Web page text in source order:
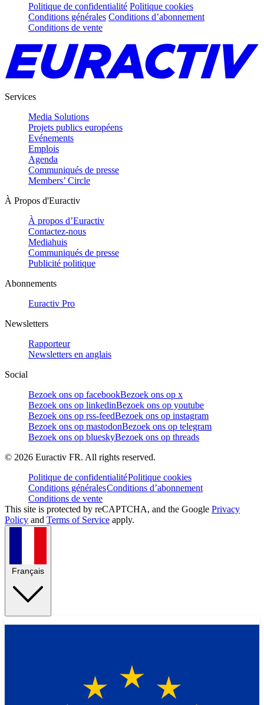
Politique de confidentialité Politique cookies
Conditions générales Conditions d’abonnement
Conditions de vente
Services
Media Solutions
Projets publics européens
Evénements
Emplois
Agenda
Communiqués de presse
Members’ Circle
À Propos d'Euractiv
À propos d’Euractiv
Contactez-nous
Mediahuis
Communiqués de presse
Publicité politique
Abonnements
Euractiv Pro
Newsletters
Rapporteur
Newsletters en anglais
Social
Bezoek ons op facebookBezoek ons op x
Bezoek ons op linkedinBezoek ons op youtube
Bezoek ons op rss-feedBezoek ons op instagram
Bezoek ons op mastodonBezoek ons op telegram
Bezoek ons op blueskyBezoek ons op threads
© 2026 Euractiv FR. All rights reserved.
Politique de confidentialitéPolitique cookies
Conditions généralesConditions d’abonnement
Conditions de vente
This site is protected by reCAPTCHA, and the Google Privacy
Policy and Terms of Service apply.
Français